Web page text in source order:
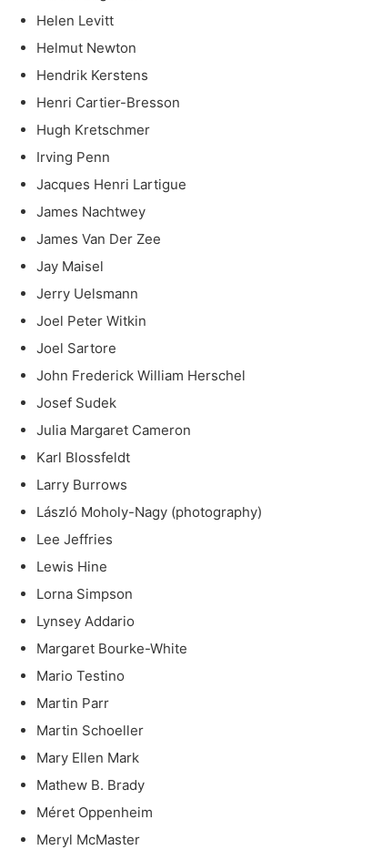
Helen Levitt
Helmut Newton
Hendrik Kerstens
Henri Cartier-Bresson
Hugh Kretschmer
Irving Penn
Jacques Henri Lartigue
James Nachtwey
James Van Der Zee
Jay Maisel
Jerry Uelsmann
Joel Peter Witkin
Joel Sartore
John Frederick William Herschel
Josef Sudek
Julia Margaret Cameron
Karl Blossfeldt
Larry Burrows
László Moholy-Nagy (photography)
Lee Jeffries
Lewis Hine
Lorna Simpson
Lynsey Addario
Margaret Bourke-White
Mario Testino
Martin Parr
Martin Schoeller
Mary Ellen Mark
Mathew B. Brady
Méret Oppenheim
Meryl McMaster